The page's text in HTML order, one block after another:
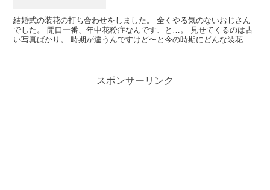
結婚式の装花の打ち合わせをしました。 全くやる気のないおじさん
でした。 開口一番、年中花粉症なんです、と…。 見せてくるのは古
い写真ばかり。 時期が違うんですけど〜と今の時期にどんな装花が
スポンサーリンク